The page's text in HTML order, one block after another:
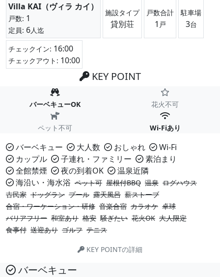
Villa KAI（ヴィラ カイ）
戸数: 1
定員: 6人迄
施設タイプ
貸別荘
戸数合計
1 戸
駐車場
3台
チェックイン: 16:00
チェックアウト: 10:00
KEY POINT
バーベキューOK 花火不可
ペット不可 Wi-Fiあり
バーベキュー 大人数 おしゃれ
Wi-Fi
カップル
子連れ・ファミリー
素泊まり
全館禁煙
夜の到着OK
温泉近隣
海沿い・海水浴 ペット可 屋根付BBQ 温泉 ログハウス
古民家 ドッグラン プール 露天風呂 薪ストーブ
合宿・ワーケーション・研修 音楽合宿 カラオケ 卓球
バリアフリー 和室あり 格安 騒ぎたい 花火OK 大人限定
食事付 送迎あり ゴルフ テニス
KEY POINTの詳細
バーベキュー